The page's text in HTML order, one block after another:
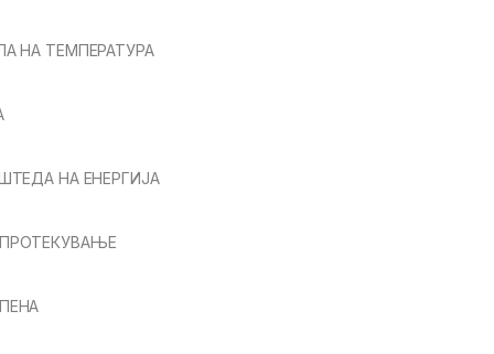
НА ТЕМПЕРАТУРА
НА ЕНЕРГИЈА